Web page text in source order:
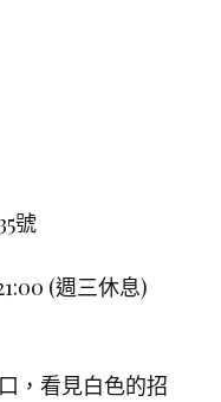
號
(週三休息)
，看見白色的招